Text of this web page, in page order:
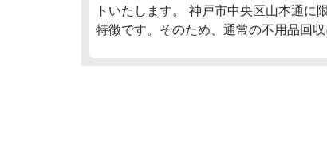
トいたします。 神戸市中央区山本通
特徴です。そのため、通常の不用品回